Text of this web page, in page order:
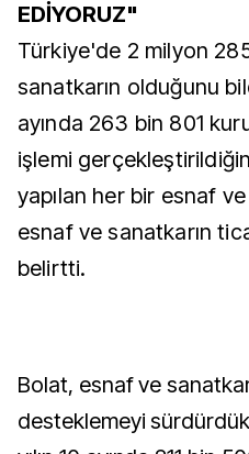
EDİYORUZ"
Türkiye'de 2 milyon
sanatkarın olduğunu
ayında 263 bin 801
işlemi
yapılan her bir esnaf
esnaf ve sanatkarın
belirtti.
Bolat, esnaf ve
desteklemeyi